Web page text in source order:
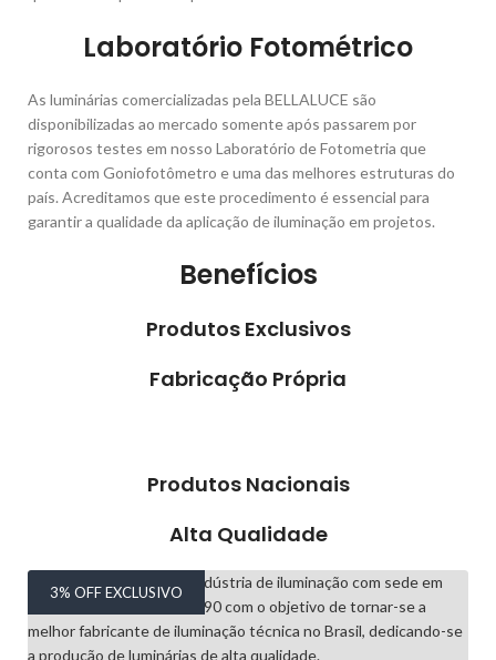
Laboratório Fotométrico
As luminárias comercializadas pela BELLALUCE são
disponibilizadas ao mercado somente após passarem por
rigorosos testes em nosso Laboratório de Fotometria que
conta com Goniofotômetro e uma das melhores estruturas do
país. Acreditamos que este procedimento é essencial para
garantir a qualidade da aplicação de iluminação em projetos.
Benefícios
Produtos Exclusivos
Fabricação Própria
Produtos Nacionais
Alta Qualidade
3% OFF EXCLUSIVO